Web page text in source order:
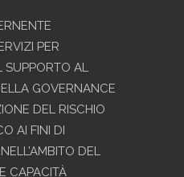
PER
SUPPORTO AL
GOVERNANCE
DEL RISCHIO
AI FINI DI
DEL
CAPACITÀ